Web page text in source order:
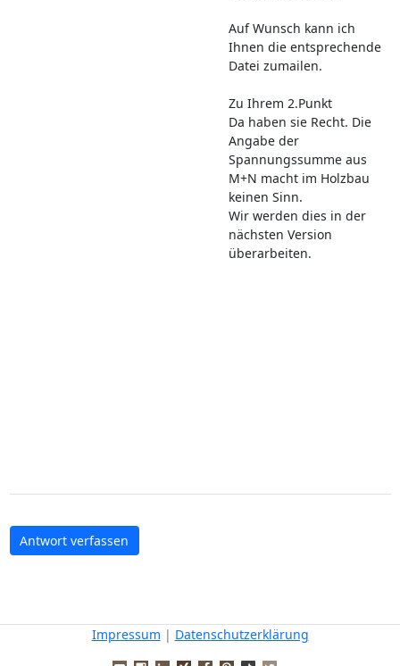
Auf Wunsch kann ich
Ihnen die entsprechende
Datei zumailen.
Zu Ihrem 2.Punkt
Da haben sie Recht. Die
Angabe der
Spannungssumme aus
M+N macht im Holzbau
keinen Sinn.
Wir werden dies in der
nächsten Version
überarbeiten.
Antwort verfassen
Impressum | Datenschutzerklärung